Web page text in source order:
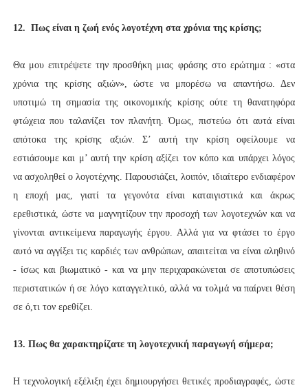
12. Πως είναι η ζωή ενός λογοτέχνη στα χρόνια της κρίσης;
Θα μου επιτρέψετε την προσθήκη μιας φράσης στο ερώτημα : «στα
χρόνια της κρίσης αξιών», ώστε να μπορέσω να απαντήσω. Δεν
υποτιμώ τη σημασία της οικονομικής κρίσης ούτε τη θανατηφόρα
φτώχεια που ταλανίζει τον πλανήτη. Όμως, πιστεύω ότι αυτά είναι
απότοκα της κρίσης αξιών. Σ’ αυτή την κρίση οφείλουμε να
εστιάσουμε και μ’ αυτή την κρίση αξίζει τον κόπο και υπάρχει λόγος
να ασχοληθεί ο λογοτέχνης. Παρουσιάζει, λοιπόν, ιδιαίτερο ενδιαφέρον
η εποχή μας, γιατί τα γεγονότα είναι καταιγιστικά και άκρως
ερεθιστικά, ώστε να μαγνητίζουν την προσοχή των λογοτεχνών και να
γίνονται αντικείμενα παραγωγής έργου. Αλλά για να φτάσει το έργο
αυτό να αγγίξει τις καρδιές των ανθρώπων, απαιτείται να είναι αληθινό
- ίσως και βιωματικό - και να μην περιχαρακώνεται σε αποτυπώσεις
περιστατικών ή σε λόγο καταγγελτικό, αλλά να τολμά να παίρνει θέση
σε ό,τι τον ερεθίζει.
13. Πως θα χαρακτηρίζατε τη λογοτεχνική παραγωγή σήμερα;
Η τεχνολογική εξέλιξη έχει δημιουργήσει θετικές προδιαγραφές, ώστε